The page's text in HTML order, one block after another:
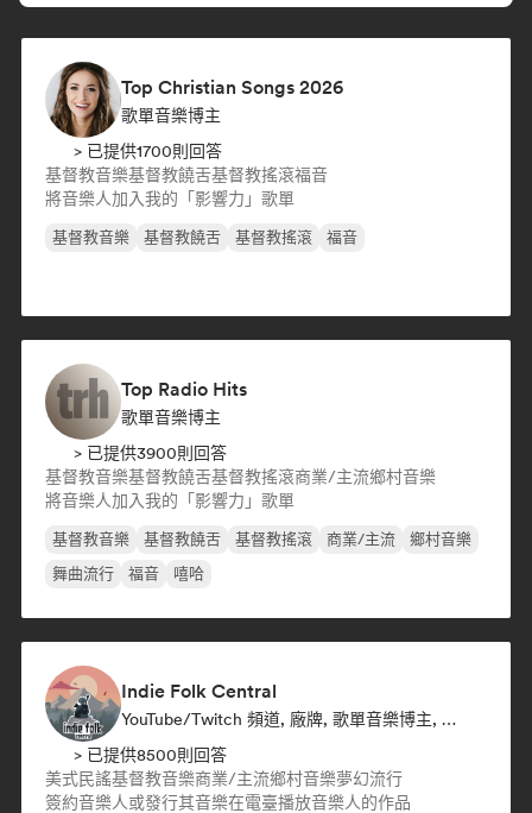
Top Christian Songs 2026
歌單音樂博主
> 已提供1700則回答
基督教音樂基督教饒舌基督教搖滾福音
將音樂人加入我的「影響力」歌單
基督教音樂 基督教饒舌 基督教搖滾 福音
Top Radio Hits
歌單音樂博主
> 已提供3900則回答
基督教音樂基督教饒舌基督教搖滾商業/主流鄉村音樂
將音樂人加入我的「影響力」歌單
基督教音樂 基督教饒舌 基督教搖滾 商業/主流
鄉村音樂
舞曲流行
福音 嘻哈
Indie Folk Central
YouTube/Twitch 頻道, 廠牌, 歌單音樂博主, 廣播電臺
> 已提供8500則回答
美式民謠基督教音樂商業/主流鄉村音樂夢幻流行
簽約音樂人或發行其音樂在電臺播放音樂人的作品